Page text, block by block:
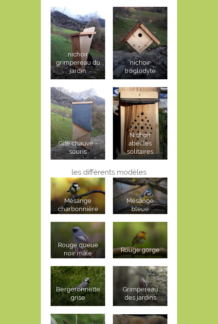
nichoir
grimpereau du
jardin
nichoir
troglodyte
Gîte chauve -
souris
Nichoir
abeilles
solitaires
les différents modèles
Mésange
charbonnière
Mésange
bleue
Rouge queue
noir mâle
Rouge gorge
Bergeronnette
grise
Grimpereau
des jardins